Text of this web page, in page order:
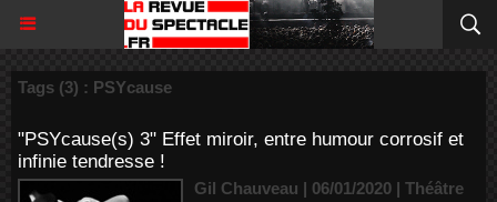
Tags (3) : PSYcause
"PSYcause(s) 3" Effet miroir, entre humour corrosif et
infinie tendresse !
Gil Chauveau | 06/01/2020 | Théâtre